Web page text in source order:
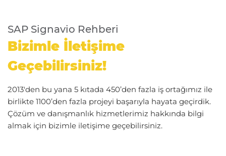
SAP Signavio Rehberi
Bizimle İletişime
Geçebilirsiniz!
2013'den bu yana 5 kıtada 450’den fazla iş ortağımız ile
birlikte 1100’den fazla projeyi başarıyla hayata geçirdik.
Çözüm ve danışmanlık hizmetlerimiz hakkında bilgi
almak için bizimle iletişime geçebilirsiniz.